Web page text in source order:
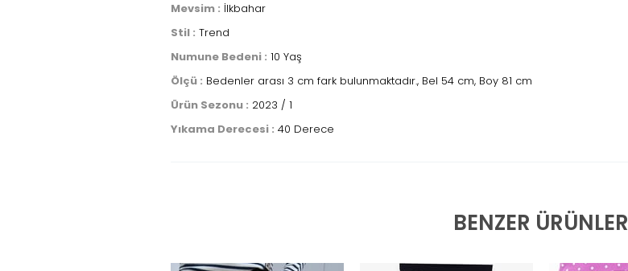
Mevsim : İlkbahar
Stil : Trend
Numune Bedeni : 10 Yaş
Ölçü : Bedenler arası 3 cm fark bulunmaktadır., Bel 54 cm, Boy 81 cm
Ürün Sezonu : 2023 / 1
Yıkama Derecesi : 40 Derece
BENZER ÜRÜNLER